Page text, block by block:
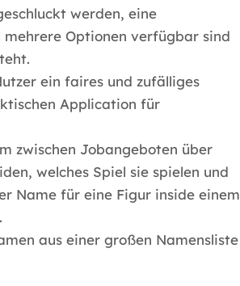
werden, eine
Optionen verfügbar sind
ein faires und zufälliges
Application für
zwischen Jobangeboten über
welches Spiel sie spielen und
Name für eine Figur inside einem
aus einer großen Namensliste